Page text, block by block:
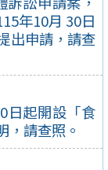
年10月 30日
出申請，請查
日起開設「食
，請查照。